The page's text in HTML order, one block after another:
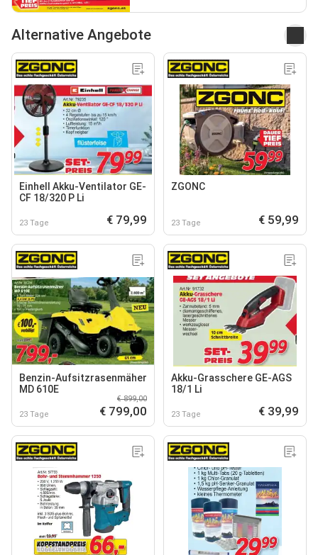
Alternative Angebote
Einhell Akku-Ventilator GE-
CF 18/320 P Li
23 Tage € 79,99
ZGONC
23 Tage € 59,99
Benzin-Aufsitzrasenmäher
MD 610E
23 Tage
€ 899,00
€ 799,00
Akku-Grasschere GE-AGS
18/1 Li
23 Tage € 39,99